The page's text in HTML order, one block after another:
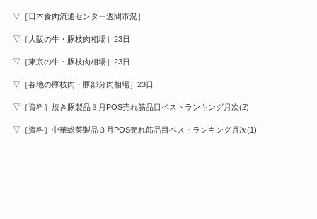
▽［日本食肉流通センター週間市況］
▽［大阪の牛・豚枝肉相場］23日
▽［東京の牛・豚枝肉相場］23日
▽［各地の豚枝肉・豚部分肉相場］23日
▽［資料］焼き豚製品３月POS売れ筋品目ベストランキング月次(2)
▽［資料］中華総菜製品３月POS売れ筋品目ベストランキング月次(1)